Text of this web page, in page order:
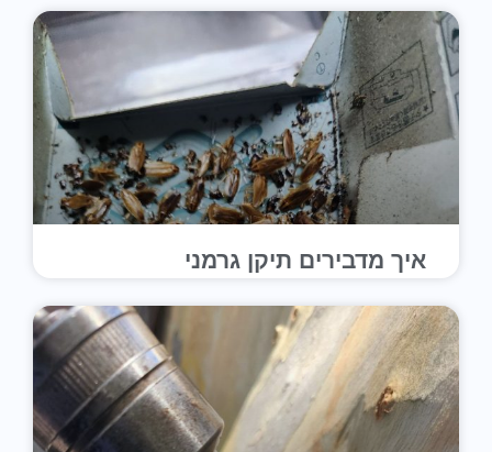
איך מדבירים תיקן גרמני